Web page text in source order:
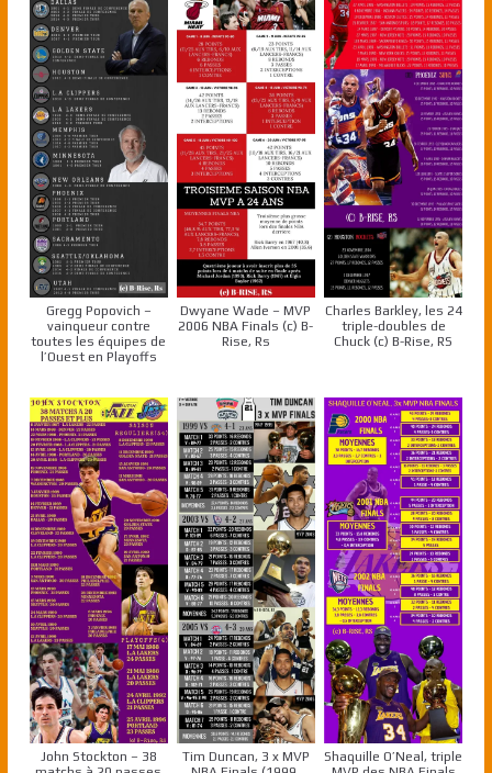
Gregg Popovich –
vainqueur contre
toutes les équipes de
l’Ouest en Playoffs
Dwyane Wade – MVP
2006 NBA Finals (c) B-
Rise, Rs
Charles Barkley, les 24
triple-doubles de
Chuck (c) B-Rise, RS
John Stockton – 38
Tim Duncan, 3 x MVP
Shaquille O’Neal, triple